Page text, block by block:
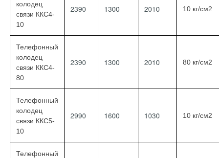
колодец
связи ККС4-
10
2390 1300 2010 10 кг/см2
Телефонный
колодец
связи ККС4-
80
2390 1300 2010 80 кг/см2
Телефонный
колодец
связи ККС5-
10
2990 1600 1030 10 кг/см2
Телефонный